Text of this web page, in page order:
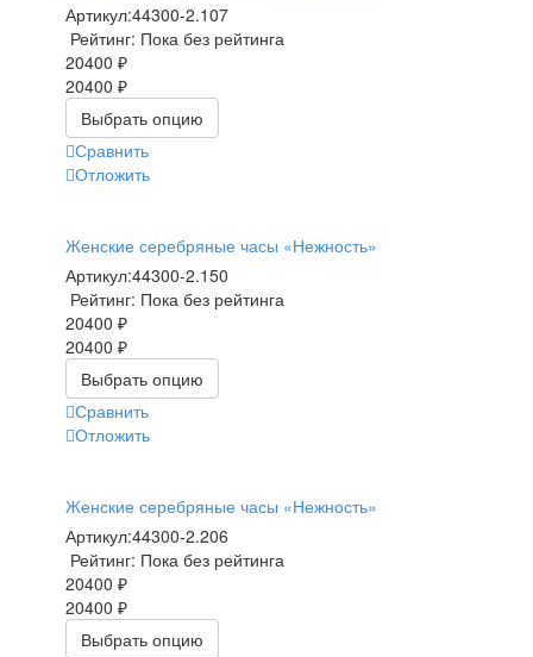
Артикул:44300-2.107
Рейтинг: Пока без рейтинга
20400 ₽
20400 ₽
Выбрать опцию
Сравнить
Отложить
Женские серебряные часы «Нежность»
Артикул:44300-2.150
Рейтинг: Пока без рейтинга
20400 ₽
20400 ₽
Выбрать опцию
Сравнить
Отложить
Женские серебряные часы «Нежность»
Артикул:44300-2.206
Рейтинг: Пока без рейтинга
20400 ₽
20400 ₽
Выбрать опцию